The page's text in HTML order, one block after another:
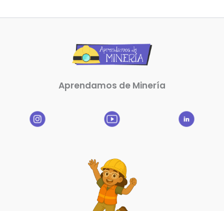
Aprendamos de Minería